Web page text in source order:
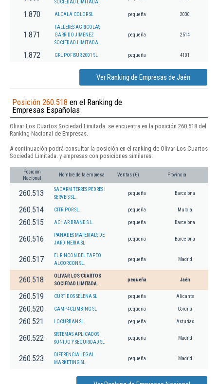
SOCIEDAD LIMITADA.
1.870 ALCALA COLOR SL pequeña 2030
1.871
TALLERES AGRICOLAS
GARRIDO JIMENEZ
SOCIEDAD LIMITADA
pequeña 2514
1.872 GRUPOFISUR 2001 SL pequeña 4101
Ver Ranking de Empresas de Jaén
Posición 260.518 en el Ranking de
Empresas Españolas
Olivar Los Cuartos Sociedad Limitada. se encuentra en la posición 260.518 del
Ranking Nacional de Empresas.
A continuación podrá consultar la posición en el ranking de Olivar Los Cuartos
Sociedad Limitada. y empresas con posiciones similares:
Posición
Nacional
Nombre de la empresa Ventas (€) Provincia
260.513
SACARM TERRES PEDRES I
SERVEIS SL.
pequeña Barcelona
260.514 CITRIPOR SL. pequeña Murcia
260.515 ACHAR BRAND S.L. pequeña Barcelona
260.516
PANADES MATERIALS DE
JARDINERIA SL
pequeña Barcelona
260.517
EL RINCON DEL TAPEO
ALCORCON SL.
pequeña Madrid
260.518
OLIVAR LOS CUARTOS
SOCIEDAD LIMITADA.
pequeña Jaén
260.519 CURTIDOS SELENA SL pequeña Alicante
260.520 CAMP4CLIMBING SL pequeña Coruña
260.521 LOCURBAN SL pequeña Asturias
260.522
SISTEMAS APLICADOS
SONIDO Y SEGURIDAD SL
pequeña Madrid
260.523
DIFERENCIA LEGAL
MARKETING SL.
pequeña Madrid